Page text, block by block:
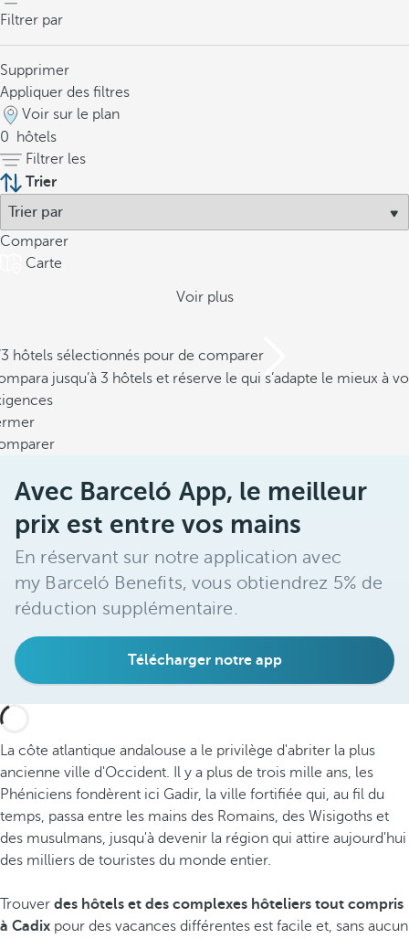
Filtrer par
Supprimer
Appliquer des filtres
Voir sur le plan
0
hôtels
Filtrer les
Trier
Comparer
Carte
Voir plus
hôtels sélectionnés pour de comparer
jusqu’à 3 hôtels et réserve le qui s’adapte le mieux à
Avec Barceló App, le meilleur
prix est entre vos mains
En réservant sur notre application avec
my Barceló Benefits, vous obtiendrez 5% de
réduction supplémentaire.
Télécharger notre app
La côte atlantique andalouse a le privilège d'abriter la plus
ancienne ville d'Occident. Il y a plus de trois mille ans, les
Phéniciens fondèrent ici Gadir, la ville fortifiée qui, au fil du
temps, passa entre les mains des Romains, des Wisigoths et
des musulmans, jusqu'à devenir la région qui attire aujourd'hui
des milliers de touristes du monde entier.
Trouver des hôtels et des complexes hôteliers tout compris
à Cadix pour des vacances différentes est facile et, sans aucun